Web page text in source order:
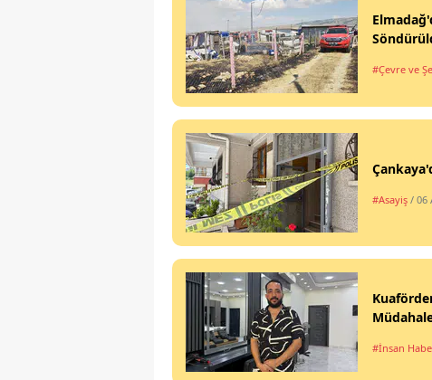
#Çevre ve
#Asayiş / 06
#İnsan